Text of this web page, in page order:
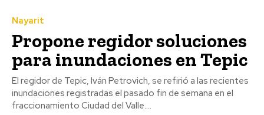
Nayarit
Propone regidor soluciones
para inundaciones en Tepic
El regidor de Tepic, Iván Petrovich, se refirió a las recientes
inundaciones registradas el pasado fin de semana en el
fraccionamiento Ciudad del Valle....